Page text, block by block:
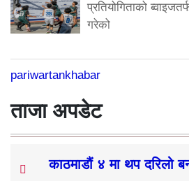
प्रतियोगिताको
गरेको
pariwartankhabar
ताजा अपडेट
काठमाडौं ४ मा थप दरिलो